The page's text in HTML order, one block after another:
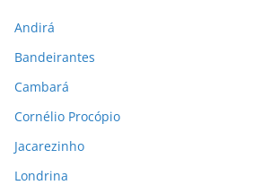
Andirá
Bandeirantes
Cambará
Cornélio Procópio
Jacarezinho
Londrina